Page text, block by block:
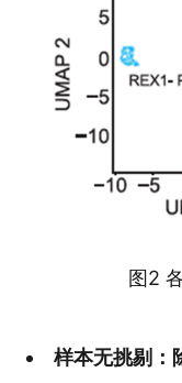
图2
样本无挑剔：